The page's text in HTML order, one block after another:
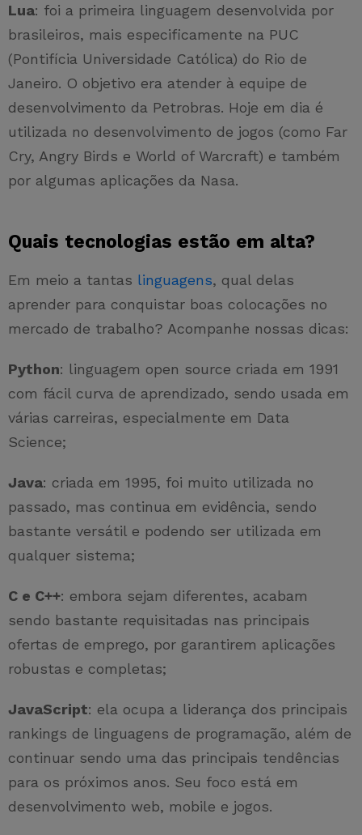
Lua: foi a primeira linguagem desenvolvida por
brasileiros, mais especificamente na PUC
(Pontifícia Universidade Católica) do Rio de
Janeiro. O objetivo era atender à equipe de
desenvolvimento da Petrobras. Hoje em dia é
utilizada no desenvolvimento de jogos (como Far
Cry, Angry Birds e World of Warcraft) e também
por algumas aplicações da Nasa.
Quais tecnologias estão em alta?
Em meio a tantas linguagens, qual delas
aprender para conquistar boas colocações no
mercado de trabalho? Acompanhe nossas dicas:
Python: linguagem open source criada em 1991
com fácil curva de aprendizado, sendo usada em
várias carreiras, especialmente em Data
Science;
Java: criada em 1995, foi muito utilizada no
passado, mas continua em evidência, sendo
bastante versátil e podendo ser utilizada em
qualquer sistema;
C e C++: embora sejam diferentes, acabam
sendo bastante requisitadas nas principais
ofertas de emprego, por garantirem aplicações
robustas e completas;
JavaScript: ela ocupa a liderança dos principais
rankings de linguagens de programação, além de
continuar sendo uma das principais tendências
para os próximos anos. Seu foco está em
desenvolvimento web, mobile e jogos.